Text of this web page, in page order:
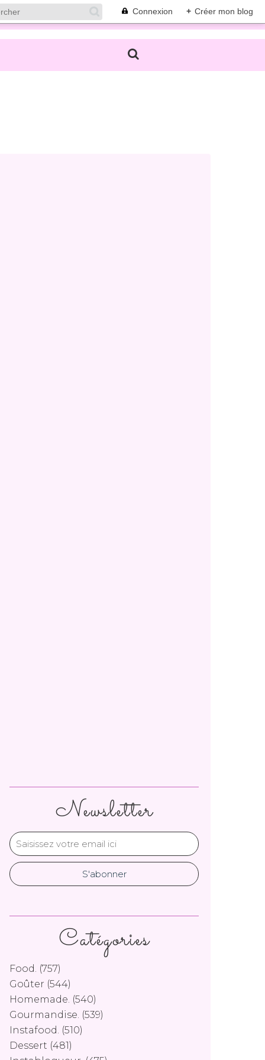
Connexion + Créer mon blog
Newsletter
Catégories
Food. (757)
Goûter (544)
Homemade. (540)
Gourmandise. (539)
Instafood. (510)
Dessert (481)